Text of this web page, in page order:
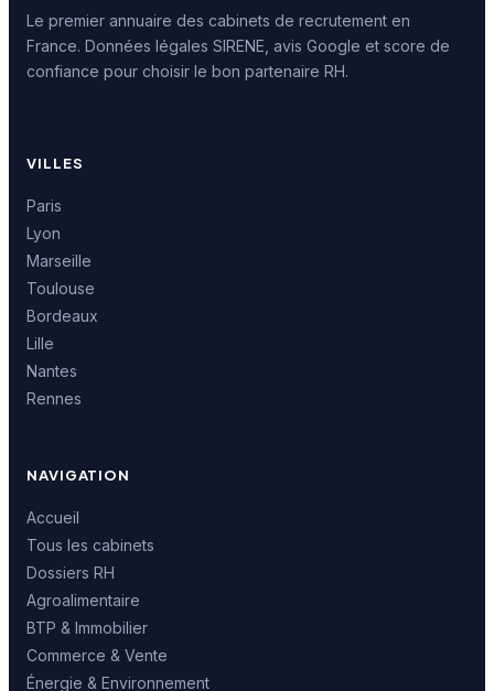
Le premier annuaire des cabinets de recrutement en
France. Données légales SIRENE, avis Google et score de
confiance pour choisir le bon partenaire RH.
VILLES
Paris
Lyon
Marseille
Toulouse
Bordeaux
Lille
Nantes
Rennes
NAVIGATION
Accueil
Tous les cabinets
Dossiers RH
Agroalimentaire
BTP & Immobilier
Commerce & Vente
Énergie & Environnement